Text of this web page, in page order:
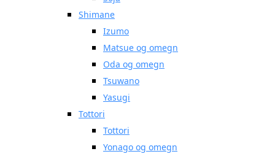
Shimane
Izumo
Matsue og omegn
Oda og omegn
Tsuwano
Yasugi
Tottori
Tottori
Yonago og omegn